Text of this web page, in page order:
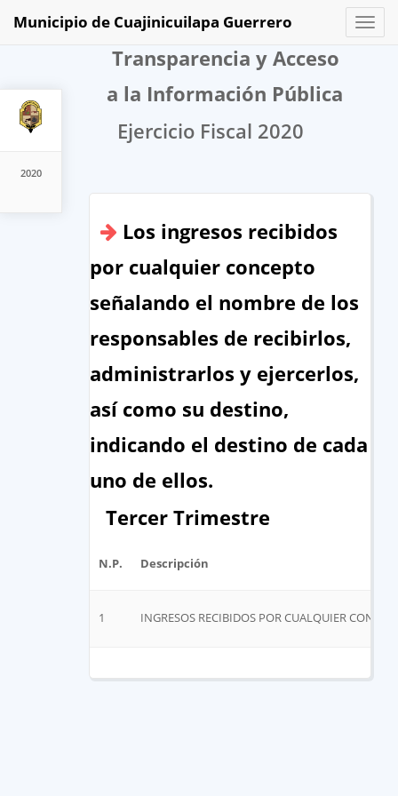
2020
Toggle
Municipio de Cuajinicuilapa Guerrero
Transparencia y Acceso
a la Información Pública
Ejercicio Fiscal 2020
Los ingresos recibidos
por cualquier concepto
señalando el nombre de los
responsables de recibirlos,
administrarlos y ejercerlos,
así como su destino,
indicando el destino de cada
uno de ellos.
Tercer Trimestre
N.P. Descripción
1 INGRESOS RECIBIDOS POR CUALQUIER